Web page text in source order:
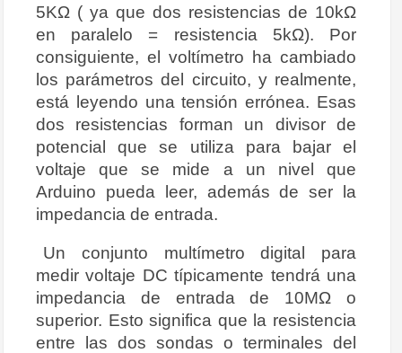
5KΩ ( ya que dos resistencias de 10kΩ
en paralelo = resistencia 5kΩ). Por
consiguiente, el voltímetro ha cambiado
los parámetros del circuito, y realmente,
está leyendo una tensión errónea. Esas
dos resistencias forman un divisor de
potencial que se utiliza para bajar el
voltaje que se mide a un nivel que
Arduino pueda leer, además de ser la
impedancia de entrada.
Un conjunto multímetro digital para
medir voltaje DC típicamente tendrá una
impedancia de entrada de 10MΩ o
superior. Esto significa que la resistencia
entre las dos sondas o terminales del